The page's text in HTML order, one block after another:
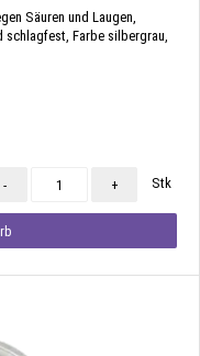
Säuren und Laugen,
schlagfest, Farbe silbergrau,
- + Stk